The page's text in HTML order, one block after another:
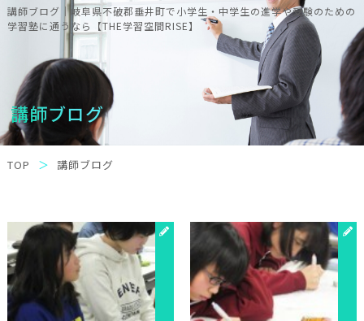
講師ブログ｜岐阜県不破郡垂井町で小学生・中学生の進学や受験のための
学習塾に通うなら【THE学習空間RISE】
講師ブログ
TOP 講師ブログ